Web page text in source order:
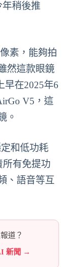
稍後推
素，能夠拍
然這款眼鏡
早在2025年6
V5，這
。
和低功耗
所有免提功
、語音等互
道？
新聞 →